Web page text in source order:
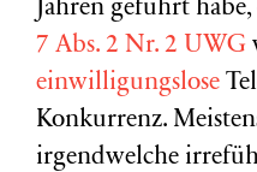
Jahren geführt
7 Abs. 2 Nr. 2 UWG
einwilligungslose
Konkurrenz.
irgendwelche